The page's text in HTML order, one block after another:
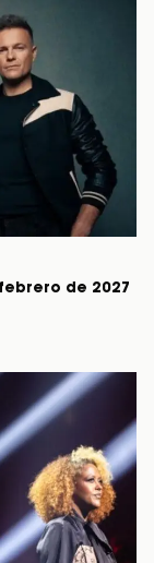
de 2027